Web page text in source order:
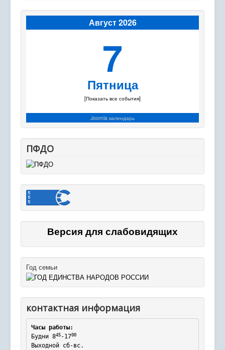
Август 2026
7
Пятница
[Показать все события]
Joomla календарь
ПФДО
Версия для слабовидящих
Год семьи
контактная информация
Часы работы:
Будни 845-1700
Выходной сб-вс.